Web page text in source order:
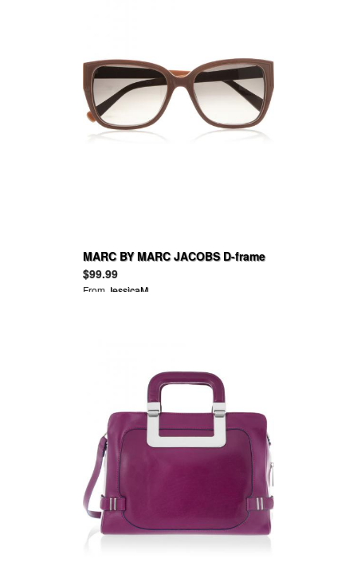
MARC BY MARC JACOBS D-frame
acetate sunglasses
$99.99
From JessicaM